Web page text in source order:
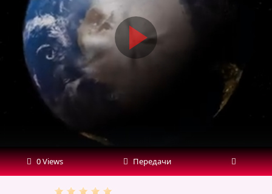
изменением
скорости
вращения
Земли.
Эфир
0 Views Передачи